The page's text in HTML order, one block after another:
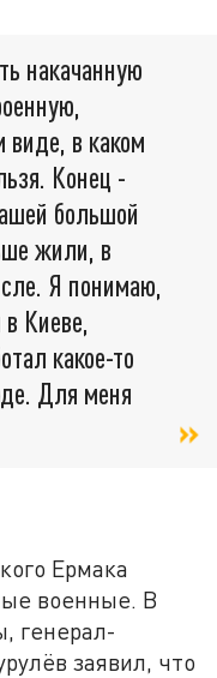
накачанную
виде, в каком
Конец -
большой
жили, в
Я понимаю,
Киеве,
какое-то
Для меня
Ермака
военные. В
генерал-
заявил, что